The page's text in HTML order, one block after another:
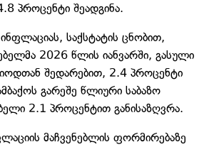
პროცენტი შეადგინა.
საქსტატის ცნობით,
2026 წლის იანვარში, გასული
შედარებით, 2.4 პროცენტი
გარეშე წლიური საბაზო
2.1 პროცენტით განისაზღვრა.
მაჩვენებლის ფორმირებაზე